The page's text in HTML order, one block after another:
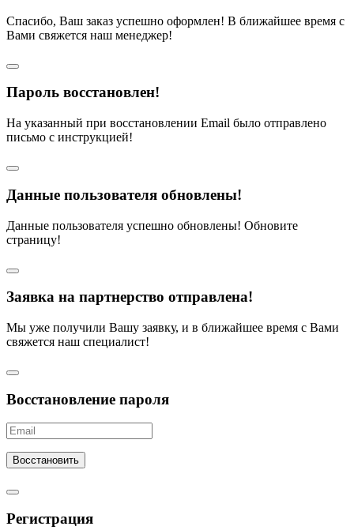
Спасибо, Ваш заказ успешно оформлен! В ближайшее время с
Вами свяжется наш менеджер!
Пароль восстановлен!
На указанный при восстановлении Email было отправлено
письмо с инструкцией!
Данные пользователя обновлены!
Данные пользователя успешно обновлены! Обновите
страницу!
Заявка на партнерство отправлена!
Мы уже получили Вашу заявку, и в ближайшее время с Вами
свяжется наш специалист!
Восстановление пароля
Восстановить
Регистрация